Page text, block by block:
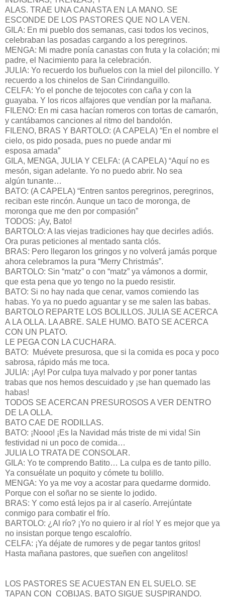
ALAS. TRAE UNA CANASTA EN LA MANO. SE
ESCONDE DE LOS PASTORES QUE NO LA VEN.
GILA: En mi pueblo dos semanas, casi todos los vecinos,
celebraban las posadas cargando a los peregrinos.
MENGA: Mi madre ponía canastas con fruta y la colación; mi
padre, el Nacimiento para la celebración.
JULIA: Yo recuerdo los buñuelos con la miel del piloncillo. Y
recuerdo a los chinelos de San Cirindanguillo.
CELFA: Yo el ponche de tejocotes con caña y con la
guayaba. Y los ricos alfajores que vendían por la mañana.
FILENO: En mi casa hacían romeros con tortas de camarón,
y cantábamos canciones al ritmo del bandolón.
FILENO, BRAS Y BARTOLO: (A CAPELA) “En el nombre el
cielo, os pido posada, pues no puede andar mi
esposa amada”
GILA, MENGA, JULIA Y CELFA: (A CAPELA) “Aquí no es
mesón, sigan adelante. Yo no puedo abrir. No sea
algún tunante…
BATO: (A CAPELA) “Entren santos peregrinos, peregrinos,
reciban este rincón. Aunque un taco de moronga, de
moronga que me den por compasión”
TODOS: ¡Ay, Bato!
BARTOLO: A las viejas tradiciones hay que decirles adiós.
Ora puras peticiones al mentado santa clós.
BRAS: Pero llegaron los gringos y no volverá jamás porque
ahora celebramos la pura “Merry Christmás”.
BARTOLO: Sin “matz” o con “matz” ya vámonos a dormir,
que esta pena que yo tengo no la puedo resistir.
BATO: Si no hay nada que cenar, vamos comiendo las
habas. Yo ya no puedo aguantar y se me salen las babas.
BARTOLO REPARTE LOS BOLILLOS. JULIA SE ACERCA
A LA OLLA. LA ABRE. SALE HUMO. BATO SE ACERCA
CON UN PLATO.
LE PEGA CON LA CUCHARA.
BATO: Muévete presurosa, que si la comida es poca y poco
sabrosa, rápido más me toca.
JULIA: ¡Ay! Por culpa tuya malvado y por poner tantas
trabas que nos hemos descuidado y ¡se han quemado las
habas!
TODOS SE ACERCAN PRESUROSOS A VER DENTRO
DE LA OLLA.
BATO CAE DE RODILLAS.
BATO: ¡Nooo! ¡Es la Navidad más triste de mi vida! Sin
festividad ni un poco de comida…
JULIA LO TRATA DE CONSOLAR.
GILA: Yo te comprendo Batito… La culpa es de tanto pillo.
Ya consuélate un poquito y cómete tu bolillo.
MENGA: Yo ya me voy a acostar para quedarme dormido.
Porque con el soñar no se siente lo jodido.
BRAS: Y como está lejos pa ir al caserío. Arrejúntate
conmigo para combatir el frío.
BARTOLO: ¿Al río? ¡Yo no quiero ir al río! Y es mejor que ya
no insistan porque tengo escalofrío.
CELFA: ¡Ya déjate de rumores y de pegar tantos gritos!
Hasta mañana pastores, que sueñen con angelitos!
LOS PASTORES SE ACUESTAN EN EL SUELO. SE
TAPAN CON COBIJAS. BATO SIGUE SUSPIRANDO.